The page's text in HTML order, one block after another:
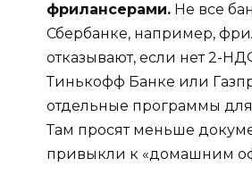
фрилансерами. Не все
Сбербанке, например,
отказывают, если нет 2-
Тинькофф Банке или
отдельные программы для
Там просят меньше
привыкли к «домашним